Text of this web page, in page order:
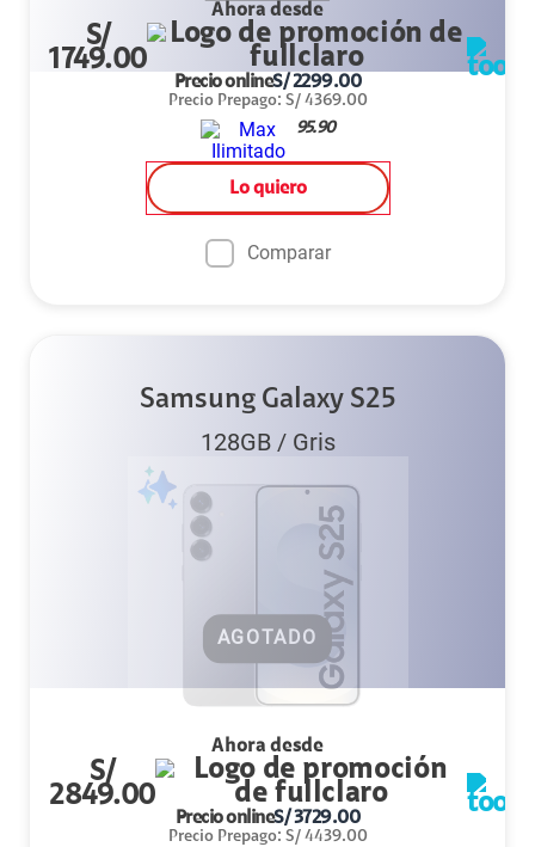
Ahora desde
S/
1749.00
Precio onlineS/2299.00
Precio Prepago: S/ 4369.00
95.90
Lo quiero
Comparar
Samsung Galaxy S25
128GB/ Gris
AGOTADO
Ahora desde
S/
2849.00
Precio onlineS/3729.00
Precio Prepago: S/ 4439.00